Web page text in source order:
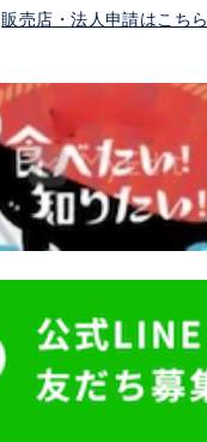
販売店・法人申請はこちら